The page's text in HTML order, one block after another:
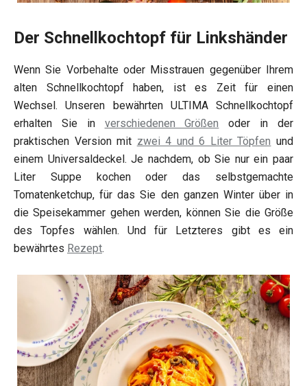
Der Schnellkochtopf für Linkshänder
Wenn Sie Vorbehalte oder Misstrauen gegenüber Ihrem
alten Schnellkochtopf haben, ist es Zeit für einen
Wechsel. Unseren bewährten ULTIMA Schnellkochtopf
erhalten Sie in verschiedenen Größen oder in der
praktischen Version mit zwei 4 und 6 Liter Töpfen und
einem Universaldeckel. Je nachdem, ob Sie nur ein paar
Liter Suppe kochen oder das selbstgemachte
Tomatenketchup, für das Sie den ganzen Winter über in
die Speisekammer gehen werden, können Sie die Größe
des Topfes wählen. Und für Letzteres gibt es ein
bewährtes Rezept.